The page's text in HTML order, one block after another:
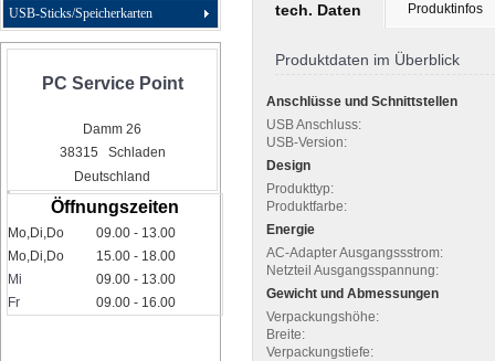
USB-Sticks/Speicherkarten
PC Service Point
Damm 26
38315 Schladen
Deutschland
Öffnungszeiten
Mo,Di,Do
09.00 - 13.00
Mo,Di,Do
15.00 - 18.00
Mi
09.00 - 13.00
Fr
09.00 - 16.00
tech. Daten Produktinfos
Produktdaten im Überblick
Anschlüsse und Schnittstellen
USB Anschluss:
USB-Version:
Design
Produkttyp:
Produktfarbe:
Energie
AC-Adapter Ausgangssstrom:
Netzteil Ausgangsspannung:
Gewicht und Abmessungen
Verpackungshöhe:
Breite:
Verpackungstiefe: